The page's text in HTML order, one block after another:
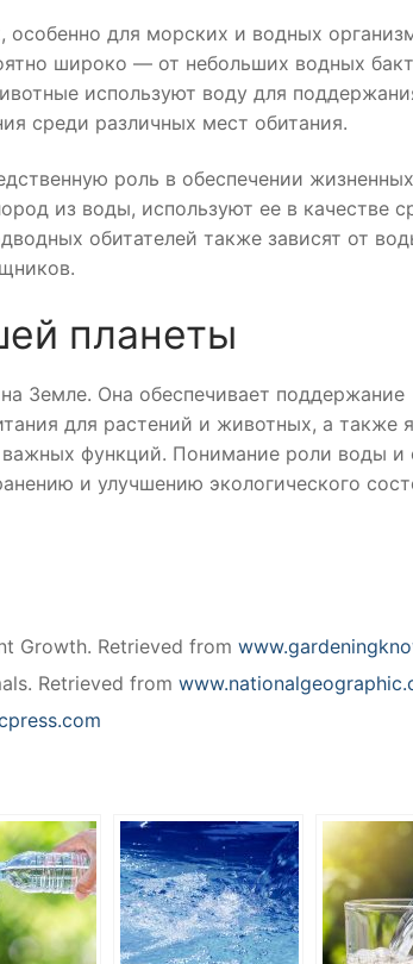
для морских и водных
широко — от небольших водных
используют воду для
среди различных мест обитания.
роль в обеспечении
из воды, используют ее в качестве
обитателей также зависят от
планеты
Земле. Она обеспечивает поддержание
для растений и животных, а также
функций. Понимание роли воды и
и улучшению экологического
Growth. Retrieved from
Retrieved from